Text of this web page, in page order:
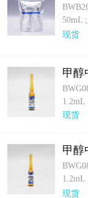
50mL ;
现货
甲醇
1.2mL
现货
甲醇
物质
1.2mL
现货